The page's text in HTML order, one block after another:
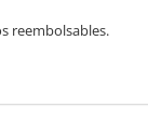
reembolsables.